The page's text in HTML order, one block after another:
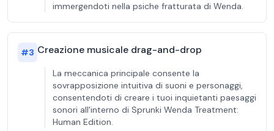
immergendoti nella psiche fratturata di Wenda.
#3 Creazione musicale drag-and-drop
La meccanica principale consente la
sovrapposizione intuitiva di suoni e personaggi,
consentendoti di creare i tuoi inquietanti paesaggi
sonori all'interno di Sprunki Wenda Treatment:
Human Edition.